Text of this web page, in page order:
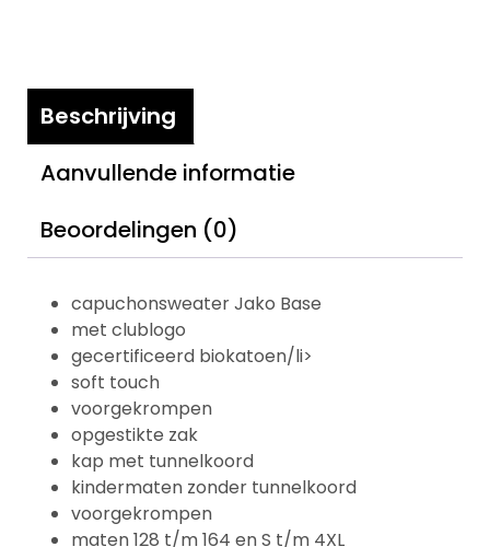
Beschrijving
Aanvullende informatie
Beoordelingen (0)
capuchonsweater Jako Base
met clublogo
gecertificeerd biokatoen/li>
soft touch
voorgekrompen
opgestikte zak
kap met tunnelkoord
kindermaten zonder tunnelkoord
voorgekrompen
maten 128 t/m 164 en S t/m 4XL